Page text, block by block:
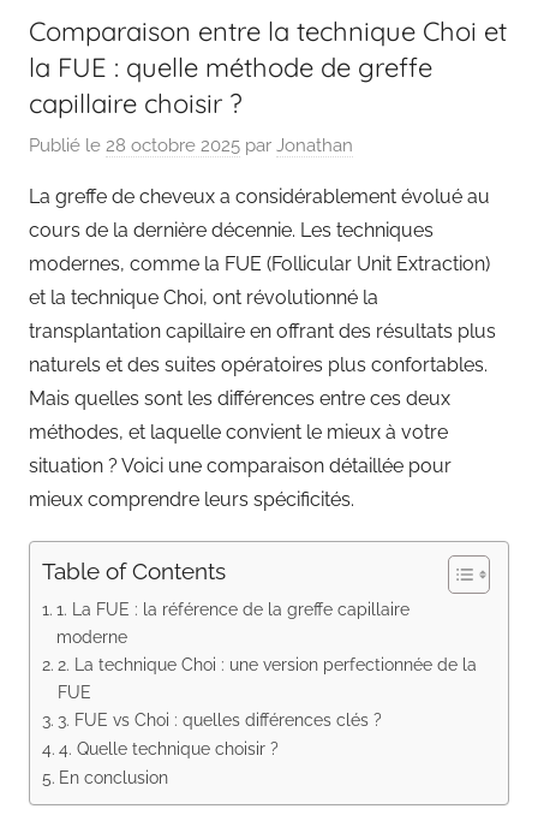
Comparaison entre la technique Choi et
la FUE : quelle méthode de greffe
capillaire choisir ?
Publié le 28 octobre 2025 par Jonathan
La greffe de cheveux a considérablement évolué au
cours de la dernière décennie. Les techniques
modernes, comme la FUE (Follicular Unit Extraction)
et la technique Choi, ont révolutionné la
transplantation capillaire en offrant des résultats plus
naturels et des suites opératoires plus confortables.
Mais quelles sont les différences entre ces deux
méthodes, et laquelle convient le mieux à votre
situation ? Voici une comparaison détaillée pour
mieux comprendre leurs spécificités.
Table of Contents
1. La FUE : la référence de la greffe capillaire
moderne
2. La technique Choi : une version perfectionnée de la
FUE
3. FUE vs Choi : quelles différences clés ?
4. Quelle technique choisir ?
En conclusion